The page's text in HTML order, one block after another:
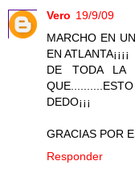
Vero 19/9/09
MARCHO EN
EN ATLANTA¡¡¡¡
DE TODA LA
DEDO¡¡¡
GRACIAS POR
Responder